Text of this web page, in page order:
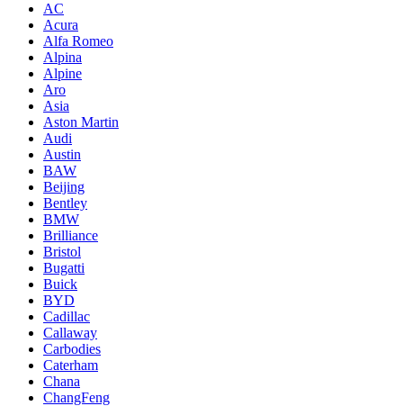
AC
Acura
Alfa Romeo
Alpina
Alpine
Aro
Asia
Aston Martin
Audi
Austin
BAW
Beijing
Bentley
BMW
Brilliance
Bristol
Bugatti
Buick
BYD
Cadillac
Callaway
Carbodies
Caterham
Chana
ChangFeng